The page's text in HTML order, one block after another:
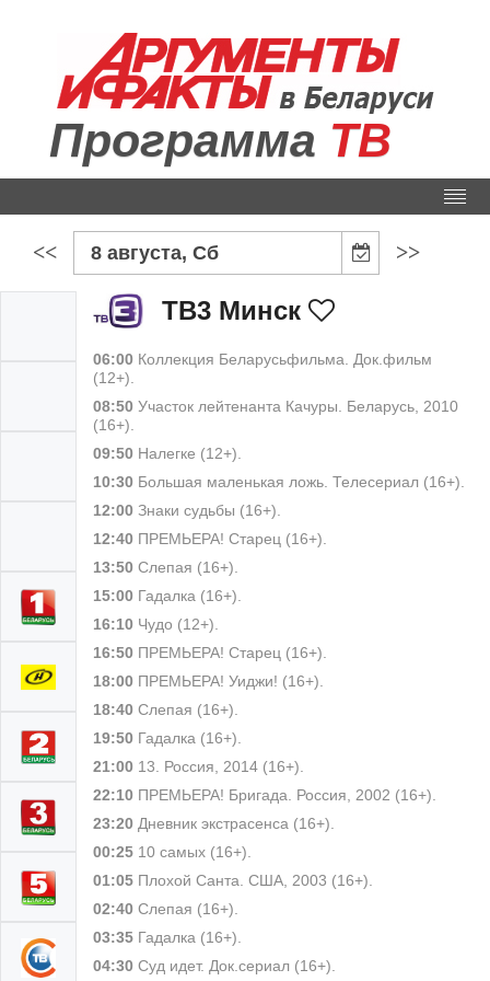
Программа ТВ
<< 8 августа, Сб >>
ТВ3 Минск
06:00 Коллекция Беларусьфильма. Док.фильм
(12+).
08:50 Участок лейтенанта Качуры. Беларусь, 2010
(16+).
09:50 Налегке (12+).
10:30 Большая маленькая ложь. Телесериал (16+).
12:00 Знаки судьбы (16+).
12:40 ПРЕМЬЕРА! Старец (16+).
13:50 Слепая (16+).
15:00 Гадалка (16+).
16:10 Чудо (12+).
16:50 ПРЕМЬЕРА! Старец (16+).
18:00 ПРЕМЬЕРА! Уиджи! (16+).
18:40 Слепая (16+).
19:50 Гадалка (16+).
21:00 13. Россия, 2014 (16+).
22:10 ПРЕМЬЕРА! Бригада. Россия, 2002 (16+).
23:20 Дневник экстрасенса (16+).
00:25 10 самых (16+).
01:05 Плохой Санта. США, 2003 (16+).
02:40 Слепая (16+).
03:35 Гадалка (16+).
04:30 Суд идет. Док.сериал (16+).